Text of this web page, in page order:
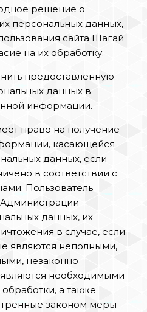
решение о
персональных данных,
сайта Шагай
на их обработку.
предоставленную
данных в
информации.
право на получение
касающейся
данных, если
в соответствии с
Пользователь
данных, их
в случае, если
являются неполными,
незаконно
необходимыми
а также
законом меры